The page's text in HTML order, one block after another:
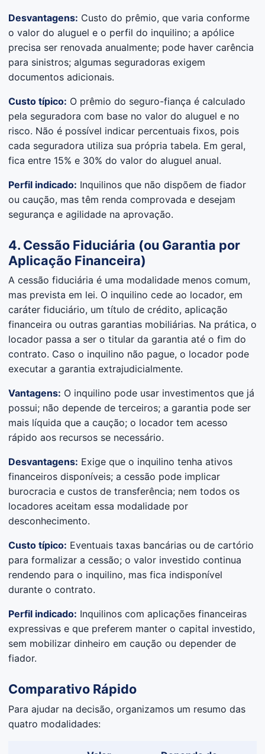
Desvantagens: Custo do prêmio, que varia conforme
o valor do aluguel e o perfil do inquilino; a apólice
precisa ser renovada anualmente; pode haver carência
para sinistros; algumas seguradoras exigem
documentos adicionais.
Custo típico: O prêmio do seguro-fiança é calculado
pela seguradora com base no valor do aluguel e no
risco. Não é possível indicar percentuais fixos, pois
cada seguradora utiliza sua própria tabela. Em geral,
fica entre 15% e 30% do valor do aluguel anual.
Perfil indicado: Inquilinos que não dispõem de fiador
ou caução, mas têm renda comprovada e desejam
segurança e agilidade na aprovação.
4. Cessão Fiduciária (ou Garantia por
Aplicação Financeira)
A cessão fiduciária é uma modalidade menos comum,
mas prevista em lei. O inquilino cede ao locador, em
caráter fiduciário, um título de crédito, aplicação
financeira ou outras garantias mobiliárias. Na prática, o
locador passa a ser o titular da garantia até o fim do
contrato. Caso o inquilino não pague, o locador pode
executar a garantia extrajudicialmente.
Vantagens: O inquilino pode usar investimentos que já
possui; não depende de terceiros; a garantia pode ser
mais líquida que a caução; o locador tem acesso
rápido aos recursos se necessário.
Desvantagens: Exige que o inquilino tenha ativos
financeiros disponíveis; a cessão pode implicar
burocracia e custos de transferência; nem todos os
locadores aceitam essa modalidade por
desconhecimento.
Custo típico: Eventuais taxas bancárias ou de cartório
para formalizar a cessão; o valor investido continua
rendendo para o inquilino, mas fica indisponível
durante o contrato.
Perfil indicado: Inquilinos com aplicações financeiras
expressivas e que preferem manter o capital investido,
sem mobilizar dinheiro em caução ou depender de
fiador.
Comparativo Rápido
Para ajudar na decisão, organizamos um resumo das
quatro modalidades: